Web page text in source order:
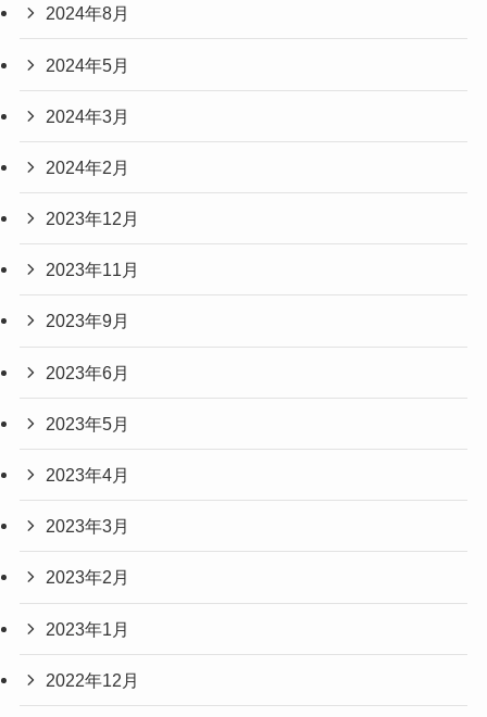
2024年8月
2024年5月
2024年3月
2024年2月
2023年12月
2023年11月
2023年9月
2023年6月
2023年5月
2023年4月
2023年3月
2023年2月
2023年1月
2022年12月